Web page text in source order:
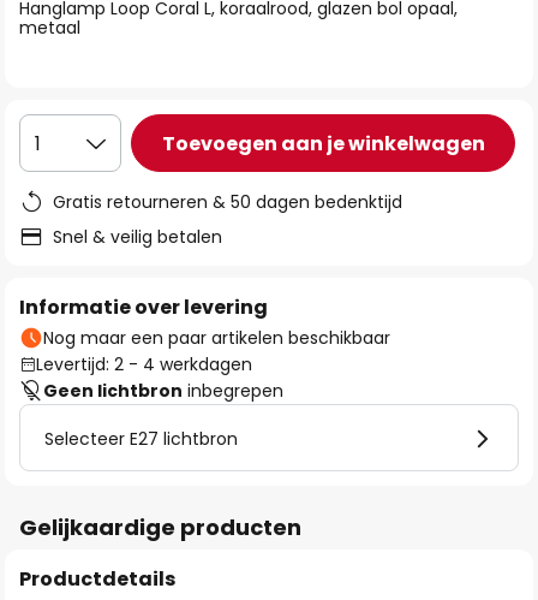
de
Hanglamp Loop Coral L, koraalrood, glazen bol opaal,
metaal
1 Toevoegen aan je winkelwagen
Gratis retourneren & 50 dagen bedenktijd
Snel & veilig betalen
Informatie over levering
Nog maar een paar artikelen beschikbaar
Levertijd: 2 - 4 werkdagen
Geen lichtbron inbegrepen
Selecteer E27 lichtbron
Gelijkaardige producten
Productdetails